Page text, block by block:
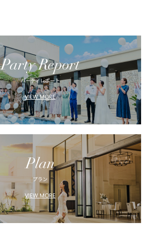
Party Report
パーティレポート
VIEW MORE
Plan
プラン
VIEW MORE